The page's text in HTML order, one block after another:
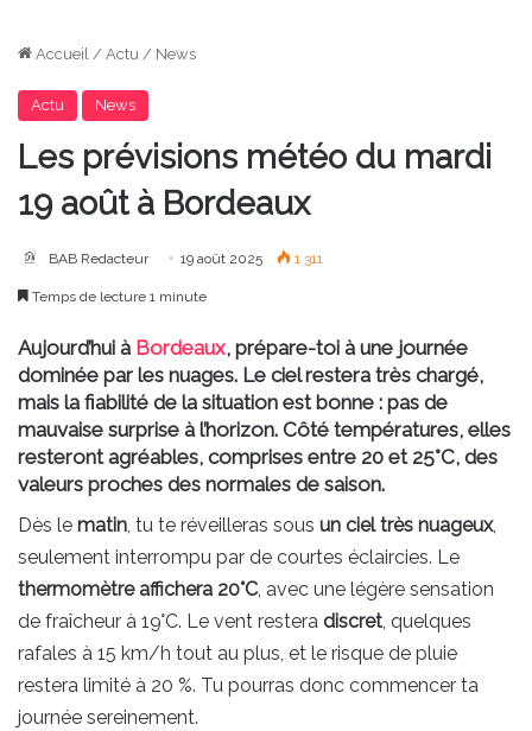
Accueil / Actu / News
Actu News
Les prévisions météo du mardi
19 août à Bordeaux
BAB Redacteur 19 août 2025 1 311
Temps de lecture 1 minute
Aujourd’hui à Bordeaux, prépare-toi à une journée
dominée par les nuages. Le ciel restera très chargé,
mais la fiabilité de la situation est bonne : pas de
mauvaise surprise à l’horizon. Côté températures, elles
resteront agréables, comprises entre 20 et 25°C, des
valeurs proches des normales de saison.
Dès le matin, tu te réveilleras sous un ciel très nuageux,
seulement interrompu par de courtes éclaircies. Le
thermomètre affichera 20°C, avec une légère sensation
de fraîcheur à 19°C. Le vent restera discret, quelques
rafales à 15 km/h tout au plus, et le risque de pluie
restera limité à 20 %. Tu pourras donc commencer ta
journée sereinement.